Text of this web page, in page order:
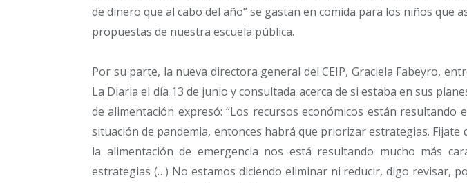
de dinero que al cabo del año” se gastan en comida para los niños que
propuestas de nuestra escuela pública.
Por su parte, la nueva directora general del CEIP, Graciela Fabeyro,
La Diaria el día 13 de junio y consultada acerca de si estaba en sus
de alimentación expresó: “Los recursos económicos están resultando
situación de pandemia, entonces habrá que priorizar estrategias. Fijate
la alimentación de emergencia nos está resultando mucho más
estrategias (…) No estamos diciendo eliminar ni reducir, digo revisar,